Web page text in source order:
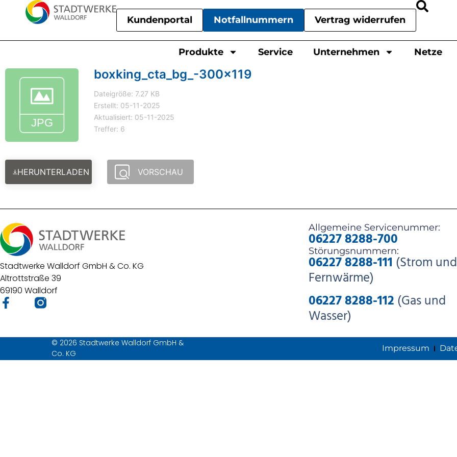
Kundenportal Notfallnummern Vertrag widerrufen
Produkte Service Unternehmen Netze
boxking_cta_bg_-300x119
Dateigröße: 7.27 KB
Erstellt: 05-11-2025
Aktualisiert: 05-11-2025
Treffer: 6
HERUNTERLADEN VORSCHAU
Stadtwerke Walldorf GmbH & Co. KG
Altrottstraße 39
69190 Walldorf
Allgemeine Servicenummer:
06227 8288-700
Störungsnummern:
06227 8288-111 (Strom und
Fernwärme)
06227 8288-112 (Gas und
Wasser)
© 2026 Stadtwerke Walldorf GmbH &
Co. KG
Impressum